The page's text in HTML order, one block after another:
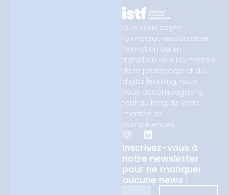
Que vous soyez
formateur, responsable
formation ou en
transition vers les métiers
de la pédagogie et du
digital learning, nous
vous accompagnons
tout au long de votre
montée en
compétences.
Inscrivez-vous à
notre newsletter
pour ne manquer
aucune news :